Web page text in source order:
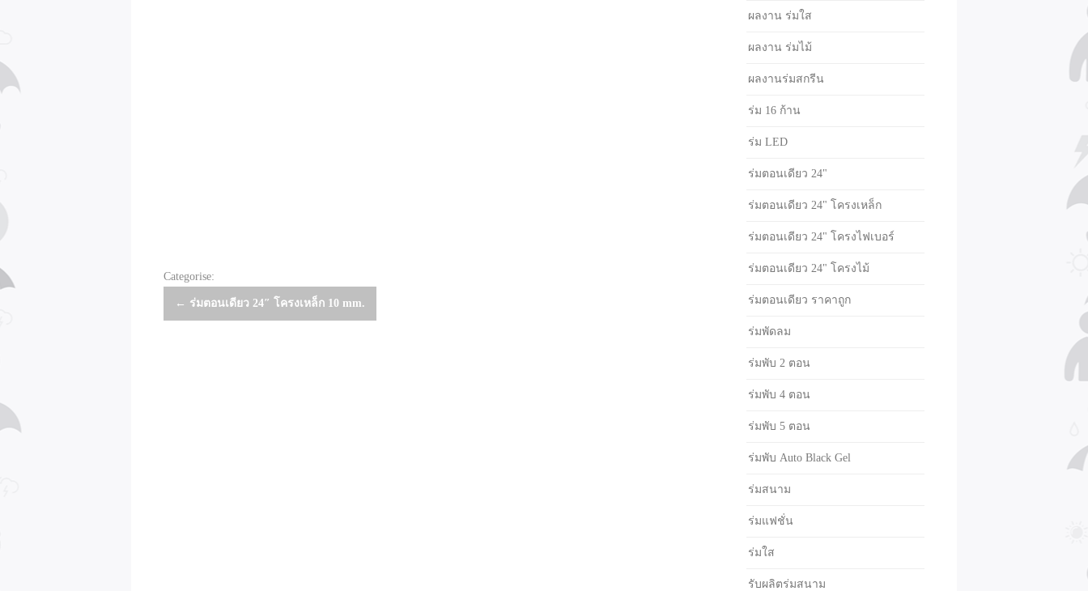
Categorise:
Post
← ร่มตอนเดียว 24″ โครงเหล็ก 10 mm.
ผลงาน ร่มใส
ผลงาน ร่มไม้
ผลงานร่มสกรีน
ร่ม 16 ก้าน
ร่ม LED
ร่มตอนเดียว 24"
ร่มตอนเดียว 24" โครงเหล็ก
ร่มตอนเดียว 24" โครงไฟเบอร์
ร่มตอนเดียว 24" โครงไม้
ร่มตอนเดียว ราคาถูก
ร่มพัดลม
ร่มพับ 2 ตอน
ร่มพับ 4 ตอน
ร่มพับ 5 ตอน
ร่มพับ Auto Black Gel
ร่มสนาม
ร่มแฟชั่น
ร่มใส
รับผลิตร่มสนาม